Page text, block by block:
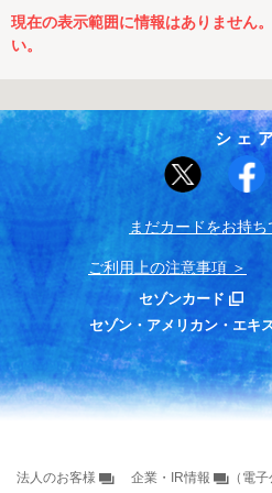
現在の表示範囲に情報はありません
い。
シェ
まだカードをお持
ご利用上の注意事項
セゾンカード
セゾン・アメリカン・エキ
法人のお客様 企業・IR情報 （電子